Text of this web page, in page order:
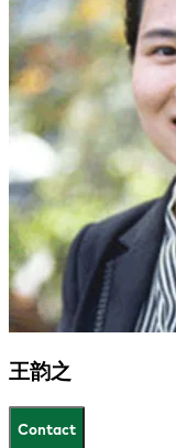
王韵之
Contact